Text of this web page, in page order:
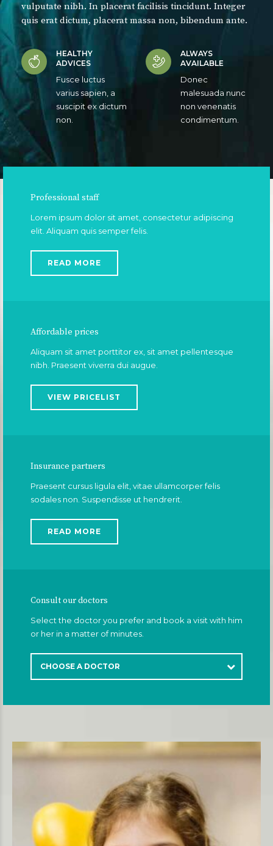
vulputate nibh. In placerat facilisis tincidunt. Integer
quis erat dictum, placerat massa non, bibendum ante.
HEALTHY
ADVICES
Fusce luctus
varius sapien, a
suscipit ex dictum
non.
ALWAYS
AVAILABLE
Donec
malesuada nunc
non venenatis
condimentum.
Professional staff
Lorem ipsum dolor sit amet, consectetur adipiscing
elit. Aliquam quis semper felis.
READ MORE
Affordable prices
Aliquam sit amet porttitor ex, sit amet pellentesque
nibh. Praesent viverra dui augue.
VIEW PRICELIST
Insurance partners
Praesent cursus ligula elit, vitae ullamcorper felis
sodales non. Suspendisse ut hendrerit.
READ MORE
Consult our doctors
Select the doctor you prefer and book a visit with him
or her in a matter of minutes.
CHOOSE A DOCTOR